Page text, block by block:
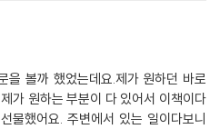
을 볼까 했었는데요.제가 원하던 바로
가 원하는 부분이 다 있어서 이책이다
물했어요. 주변에서 있는 일이다보니